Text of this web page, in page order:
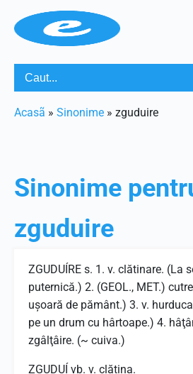
Acasã » Sinonime » zguduire
Sinonime
zguduire
ZGUDUÍRE s. 1. v. clătinare. (La
puternică.) 2. (GEOL., MET.)
uşoară de pământ.) 3. v.
pe un drum cu hârtoape.) 4.
zgâlţâire. (~ cuiva.)
ZGUDUÍ vb. v. clătina.